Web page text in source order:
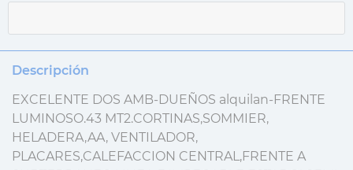
Descripción
EXCELENTE DOS AMB-DUEÑOS alquilan-FRENTE
LUMINOSO.43 MT2.CORTINAS,SOMMIER,
HELADERA,AA, VENTILADOR,
PLACARES,CALEFACCION CENTRAL,FRENTE A